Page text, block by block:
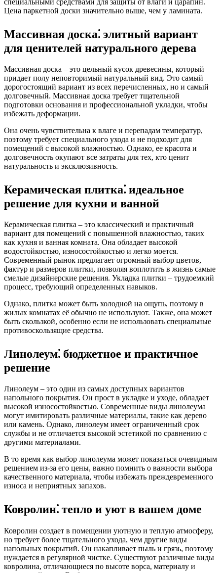
специальными средствами для защиты от влаги и царапин.
Цена паркетной доски значительно выше, чем у ламината.
Массивная доска⁚ элитный вариант
для ценителей натурального дерева
Массивная доска – это цельный кусок древесины, который
придает полу неповторимый натуральный вид. Это самый
дорогостоящий вариант из всех перечисленных, но и самый
долговечный. Массивная доска требует тщательной
подготовки основания и профессиональной укладки, чтобы
избежать деформации.
Она очень чувствительна к влаге и перепадам температур,
поэтому требует специального ухода и не подходит для
помещений с высокой влажностью. Однако, ее красота и
долговечность окупают все затраты для тех, кто ценит
натуральность и эксклюзивность.
Керамическая плитка⁚ идеальное
решение для кухни и ванной
Керамическая плитка – это классический и практичный
вариант для помещений с повышенной влажностью, таких
как кухня и ванная комната. Она обладает высокой
водостойкостью, износостойкостью и легко моется.
Современный рынок предлагает огромный выбор цветов,
фактур и размеров плитки, позволяя воплотить в жизнь самые
смелые дизайнерские решения. Укладка плитки – трудоемкий
процесс, требующий определенных навыков.
Однако, плитка может быть холодной на ощупь, поэтому в
жилых комнатах её обычно не используют. Также, она может
быть скользкой, особенно если не использовать специальные
противоскользящие средства.
Линолеум⁚ бюджетное и практичное
решение
Линолеум – это один из самых доступных вариантов
напольного покрытия. Он прост в укладке и уходе, обладает
высокой износостойкостью. Современные виды линолеума
могут имитировать различные материалы, такие как дерево
или камень. Однако, линолеум имеет ограниченный срок
службы и не отличается высокой эстетикой по сравнению с
другими материалами.
В то время как выбор линолеума может показаться очевидным
решением из-за его цены, важно помнить о важности выбора
качественного материала, чтобы избежать преждевременного
износа и неприятных запахов.
Ковролин⁚ тепло и уют в вашем доме
Ковролин создает в помещении уютную и теплую атмосферу,
но требует более тщательного ухода, чем другие виды
напольных покрытий. Он накапливает пыль и грязь, поэтому
нуждается в регулярной чистке. Существуют различные виды
ковролина, отличающиеся по высоте ворса, материалу и